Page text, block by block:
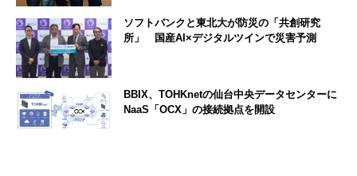
ソフトバンクと東北大が防災の「共創研究
所」 国産AI×デジタルツインで災害予測
BBIX、TOHKnetの仙台中央データセンターに
NaaS「OCX」の接続拠点を開設